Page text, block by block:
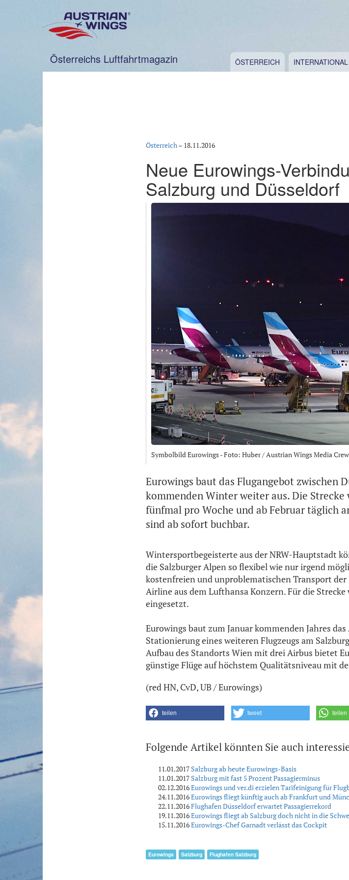
Österreichs Luftfahrtmagazin ÖSTERREICH INTERNATIONAL
Österreich– 18.11.2016
Neue Eurowings-
Salzburg und Düsseldorf
Symbolbild Eurowings - Foto: Huber / Austrian Wings Media Crew
Eurowings baut das Flugangebot zwischen
kommenden Winter weiter aus. Die Strecke
fünfmal pro Woche und ab Februar täglich
sind ab sofort buchbar.
Wintersportbegeisterte aus der NRW-Hauptstadt
die Salzburger Alpen so flexibel wie nur irgend
kostenfreien und unproblematischen Transport
Airline aus dem Lufthansa Konzern. Für die
eingesetzt.
Eurowings baut zum Januar kommenden Jahres
Stationierung eines weiteren Flugzeugs am
Aufbau des Standorts Wien mit drei Airbus bietet
günstige Flüge auf höchstem Qualitätsniveau mit
(red HN, CvD, UB / Eurowings)
teilen tweet teilen
Folgende Artikel könnten Sie auch
11.01.2017 Salzburg ab heute Eurowings-Basis
11.01.2017 Salzburg mit fast 5 Prozent Passagierminus
02.12.2016Eurowings und ver.di erzielen Tarifeinigung für
24.11.2016Eurowings fliegt künftig auch ab Frankfurt und
22.11.2016Flughafen Düsseldorf erwartet Passagierrekord
19.11.2016Eurowings fliegt ab Salzburg doch nicht in die
15.11.2016Eurowings-Chef Garnadt verlässt das Cockpit
Eurowings Salzburg Flughafen Salzburg